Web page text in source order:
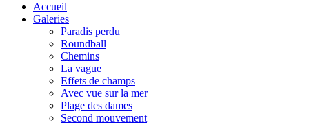
Accueil
Galeries
Paradis perdu
Roundball
Chemins
La vague
Effets de champs
Avec vue sur la mer
Plage des dames
Second mouvement